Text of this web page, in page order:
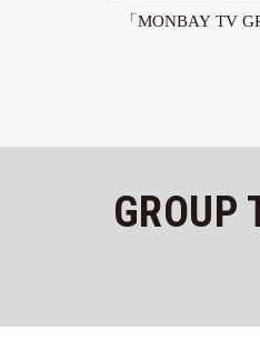
「MONBAY TV
GROUP